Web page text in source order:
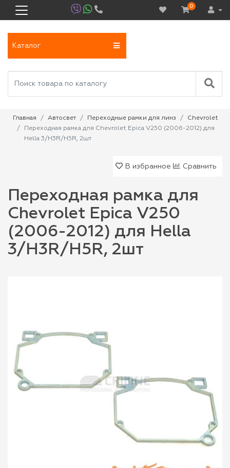
0
Каталог
Главная Автосвет Переходные рамки для линз
Chevrolet
Переходная рамка для Chevrolet Epica V250 (2006-2012) для
Hella 3/H3R/H5R, 2шт
В избранное Сравнить
Переходная рамка для
Chevrolet Epica V250
(2006-2012) для Hella
3/H3R/H5R, 2шт